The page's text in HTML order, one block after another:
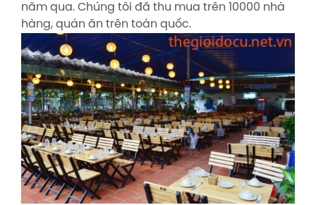
năm qua. Chúng tôi đã thu mua trên 10000 nhà
hàng, quán ăn trên toàn quốc.